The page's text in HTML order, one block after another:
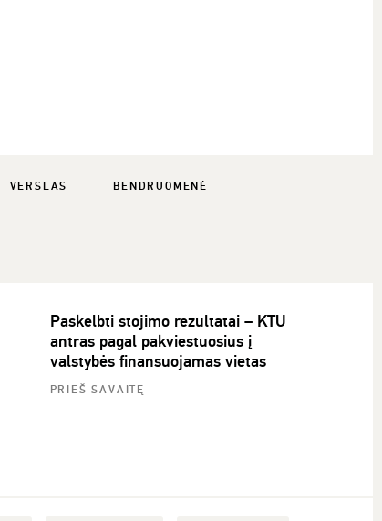
VERSLAS BENDRUOMENĖ
Paskelbti stojimo rezultatai – KTU
antras pagal pakviestuosius į
valstybės finansuojamas vietas
PRIEŠ SAVAITĘ